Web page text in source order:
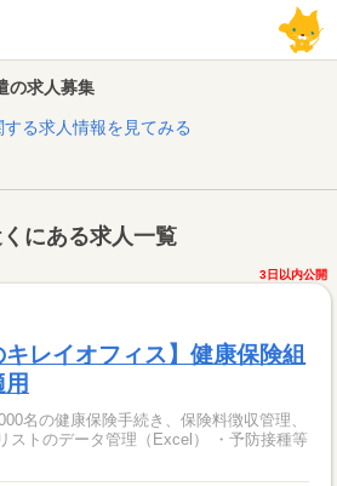
求人募集
る求人情報を見てみる
にある求人一覧
3日以内公開
キレイオフィス】健康保険組
名の健康保険手続き、保険料徴収管理、
ストのデータ管理（Excel） ・予防接種等